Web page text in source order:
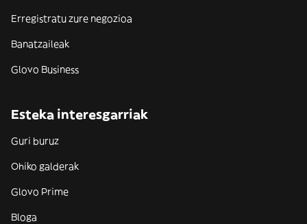
Erregistratu zure negozioa
Banatzaileak
Glovo Business
Esteka interesgarriak
Guri buruz
Ohiko galderak
Glovo Prime
Bloga